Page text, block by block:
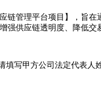
管理平台项目】，旨
强供应链透明度、降低交
写甲方公司法定代表人